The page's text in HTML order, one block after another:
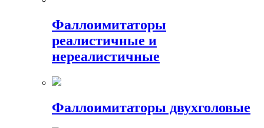
Фаллоимитаторы
реалистичные и
нереалистичные
Фаллоимитаторы двухголовые